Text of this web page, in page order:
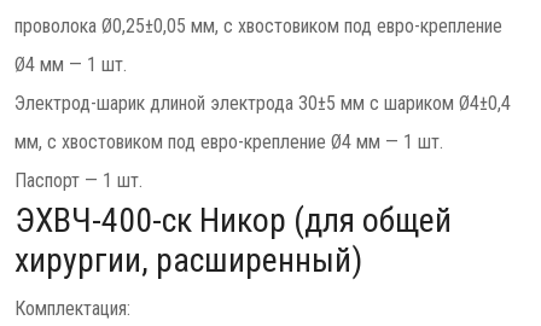
проволока Ø0,25±0,05 мм, c хвостовиком под евро-крепление
Ø4 мм — 1 шт.
Электрод-шарик длиной электрода 30±5 мм с шариком Ø4±0,4
мм, c хвостовиком под евро-крепление Ø4 мм — 1 шт.
Паспорт — 1 шт.
ЭХВЧ-400-ск Никор (для общей
хирургии, расширенный)
Комплектация: